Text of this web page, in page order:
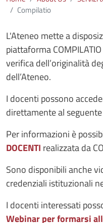
Compilatio
L'Ateneo mette a
piattaforma
verifica dell’originalità
dell’Ateneo.
I docenti possono
direttamente al seguente
Per informazioni è
DOCENTI realizzata da
Sono disponibili anche
credenziali istituzionali
I docenti interessati
Webinar per formarsi